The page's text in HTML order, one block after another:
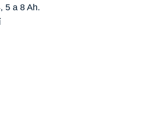
5 a 8 Ah.